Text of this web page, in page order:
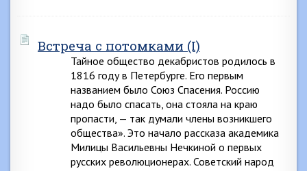
Встреча с потомками (I)
Тайное общество декабристов родилось в
1816 году в Петербурге. Его первым
названием было Союз Спасения. Россию
надо было спасать, она стояла на краю
пропасти, — так думали члены возникшего
общества». Это начало рассказа академика
Милицы Васильевны Нечкиной о первых
русских революционерах. Советский народ